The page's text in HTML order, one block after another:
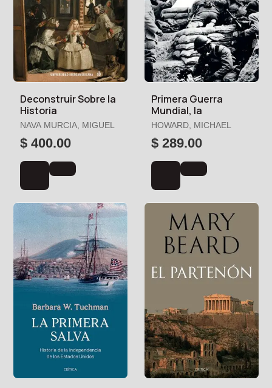
Deconstruir Sobre la
Historia
NAVA MURCIA, MIGUEL
$ 400.00
Primera Guerra
Mundial, la
HOWARD, MICHAEL
$ 289.00